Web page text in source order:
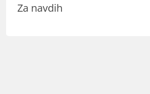
Za navdih